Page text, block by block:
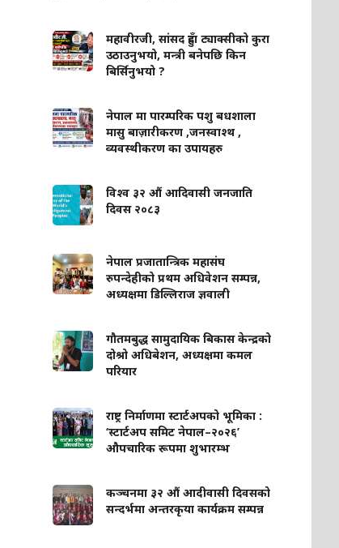
महावीरजी, सांसद हुँदा ट्याक्सीको कुरा
उठाउनुभयो, मन्त्री बनेपछि किन
बिर्सिनुभयो ?
नेपाल मा पारम्परिक पशु बधशाला
मासु बाज़ारीकरण ,जनस्वाश्थ ,
व्यवस्थीकरण का उपायहरु
विश्व ३२ औं आदिवासी जनजाति
दिवस २०८३
नेपाल प्रजातान्त्रिक महासंघ
रुपन्देहीको प्रथम अधिवेशन सम्पन्न,
अध्यक्षमा डिल्लिराज ज्ञवाली
गौतमबुद्ध सामुदायिक बिकास केन्द्रको
दोश्रो अधिबेशन, अध्यक्षमा कमल
परियार
राष्ट्र निर्माणमा स्टार्टअपको भूमिका :
‘स्टार्टअप समिट नेपाल–२०२६’
औपचारिक रूपमा शुभारम्भ
कञ्चनमा ३२ औं आदीवासी दिवसको
सन्दर्भमा अन्तरकृया कार्यक्रम सम्पन्न